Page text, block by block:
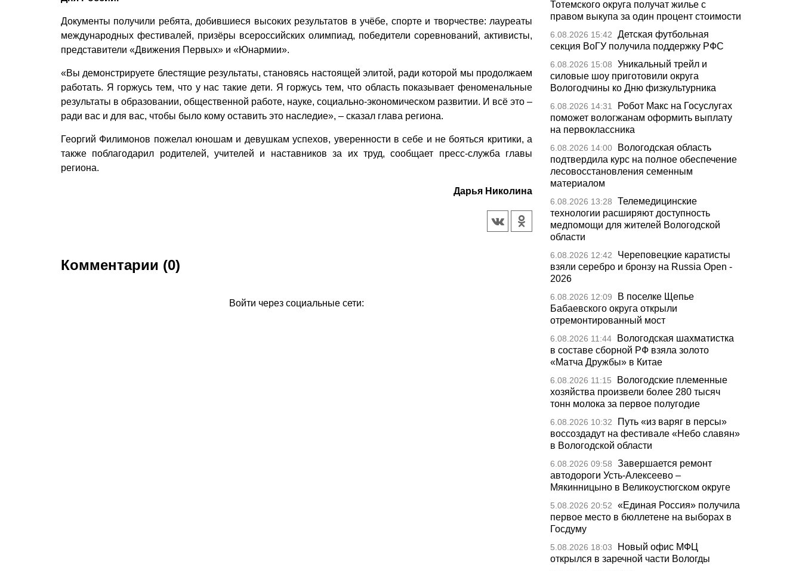
Документы получили ребята, добившиеся высоких результатов в учёбе, спорте и творчестве: лауреаты
международных фестивалей, призёры всероссийских олимпиад, победители соревнований, активисты,
представители «Движения Первых» и «Юнармии».
«Вы демонстрируете блестящие результаты, становясь настоящей элитой, ради которой мы продолжаем
работать. Я горжусь тем, что у нас такие дети. Я горжусь тем, что область показывает феноменальные
результаты в образовании, общественной работе, науке, социально-экономическом развитии. И всё это –
ради вас и для вас, чтобы было кому оставить это наследие», – сказал глава региона.
Георгий Филимонов пожелал юношам и девушкам успехов, уверенности в себе и не бояться критики, а
также поблагодарил родителей, учителей и наставников за их труд, сообщает пресс-служба главы
региона.
Дарья Николина
Комментарии (0)
Войти через социальные сети:
Тотемского округа получат жилье с
правом выкупа за один процент стоимости
6.08.2026 15:42
Детская футбольная
секция ВоГУ получила поддержку РФС
6.08.2026 15:08
Уникальный трейл и
силовые шоу приготовили округа
Вологодчины ко Дню физкультурника
6.08.2026 14:31
Робот Макс на Госуслугах
поможет вологжанам оформить выплату
на первоклассника
6.08.2026 14:00
Вологодская область
подтвердила курс на полное обеспечение
лесовосстановления семенным
материалом
6.08.2026 13:28
Телемедицинские
технологии расширяют доступность
медпомощи для жителей Вологодской
области
6.08.2026 12:42
Череповецкие каратисты
взяли серебро и бронзу на Russia Open -
2026
6.08.2026 12:09
В поселке Щепье
Бабаевского округа открыли
отремонтированный мост
6.08.2026 11:44
Вологодская шахматистка
в составе сборной РФ взяла золото
«Матча Дружбы» в Китае
6.08.2026 11:15
Вологодские племенные
хозяйства произвели более 280 тысяч
тонн молока за первое полугодие
6.08.2026 10:32
Путь «из варяг в персы»
воссоздадут на фестивале «Небо славян»
в Вологодской области
6.08.2026 09:58
Завершается ремонт
автодороги Усть-Алексеево –
Мякинницыно в Великоустюгском округе
5.08.2026 20:52
«Единая Россия» получила
первое место в бюллетене на выборах в
Госдуму
5.08.2026 18:03
Новый офис МФЦ
открылся в заречной части Вологды